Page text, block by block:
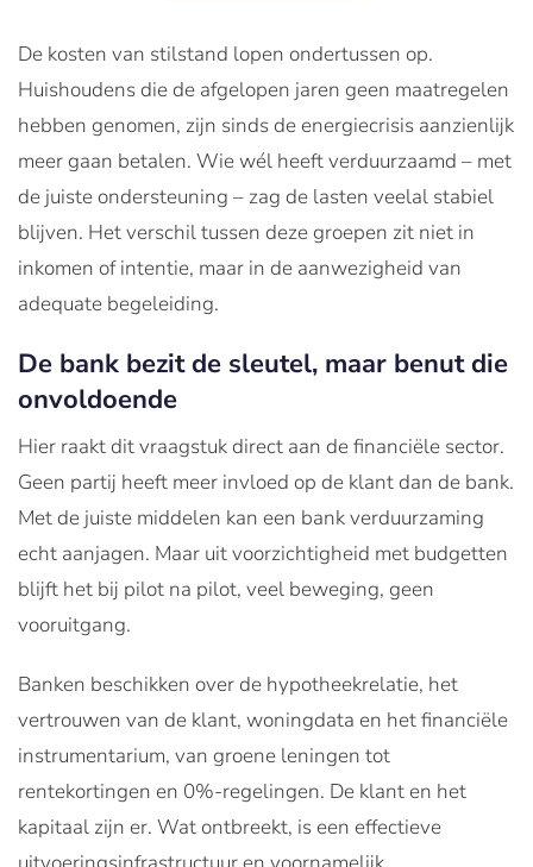
De kosten van stilstand lopen ondertussen op.
Huishoudens die de afgelopen jaren geen maatregelen
hebben genomen, zijn sinds de energiecrisis aanzienlijk
meer gaan betalen. Wie wél heeft verduurzaamd – met
de juiste ondersteuning – zag de lasten veelal stabiel
blijven. Het verschil tussen deze groepen zit niet in
inkomen of intentie, maar in de aanwezigheid van
adequate begeleiding.
De bank bezit de sleutel, maar benut die
onvoldoende
Hier raakt dit vraagstuk direct aan de financiële sector.
Geen partij heeft meer invloed op de klant dan de bank.
Met de juiste middelen kan een bank verduurzaming
echt aanjagen. Maar uit voorzichtigheid met budgetten
blijft het bij pilot na pilot, veel beweging, geen
vooruitgang.
Banken beschikken over de hypotheekrelatie, het
vertrouwen van de klant, woningdata en het financiële
instrumentarium, van groene leningen tot
rentekortingen en 0%-regelingen. De klant en het
kapitaal zijn er. Wat ontbreekt, is een effectieve